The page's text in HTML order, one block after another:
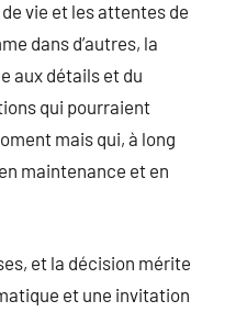
vie et les attentes de
dans d’autres, la
aux détails et du
qui pourraient
mais qui, à long
maintenance et en
et la décision mérite
et une invitation